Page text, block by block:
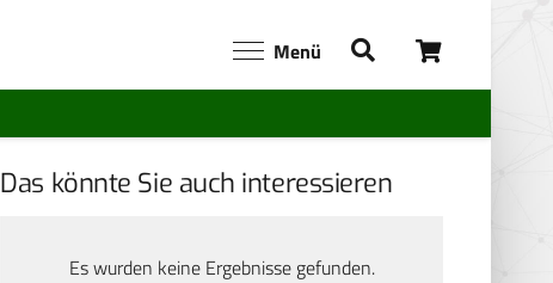
Menü
Das könnte Sie auch interessieren
Es wurden keine Ergebnisse gefunden.